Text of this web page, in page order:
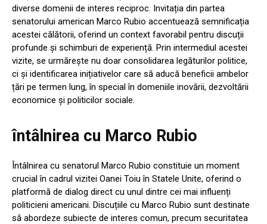
diverse domenii de interes reciproc. Invitația din partea
senatorului american Marco Rubio accentuează semnificația
acestei călătorii, oferind un context favorabil pentru discuții
profunde și schimburi de experiență. Prin intermediul acestei
vizite, se urmărește nu doar consolidarea legăturilor politice,
ci și identificarea inițiativelor care să aducă beneficii ambelor
țări pe termen lung, în special în domeniile inovării, dezvoltării
economice și politicilor sociale.
întâlnirea cu Marco Rubio
Întâlnirea cu senatorul Marco Rubio constituie un moment
crucial în cadrul vizitei Oanei Toiu în Statele Unite, oferind o
platformă de dialog direct cu unul dintre cei mai influenți
politicieni americani. Discuțiile cu Marco Rubio sunt destinate
să abordeze subiecte de interes comun, precum securitatea